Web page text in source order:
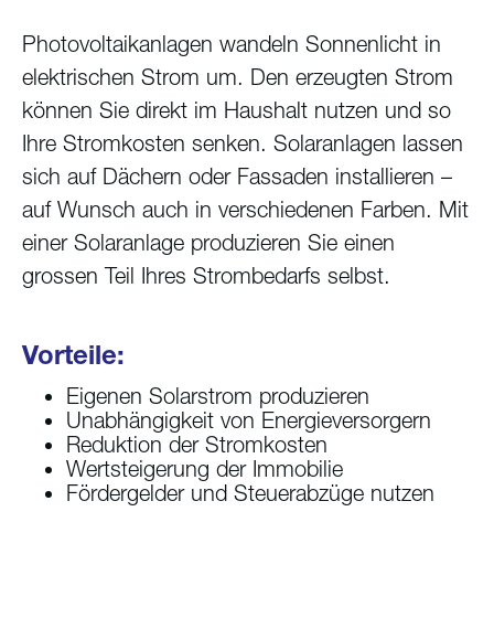
Photovoltaikanlagen wandeln Sonnenlicht in
elektrischen Strom um. Den erzeugten Strom
können Sie direkt im Haushalt nutzen und so
Ihre Stromkosten senken. Solaranlagen lassen
sich auf Dächern oder Fassaden installieren –
auf Wunsch auch in verschiedenen Farben. Mit
einer Solaranlage produzieren Sie einen
grossen Teil Ihres Strombedarfs selbst.
Vorteile:
Eigenen Solarstrom produzieren
Unabhängigkeit von Energieversorgern
Reduktion der Stromkosten
Wertsteigerung der Immobilie
Fördergelder und Steuerabzüge nutzen